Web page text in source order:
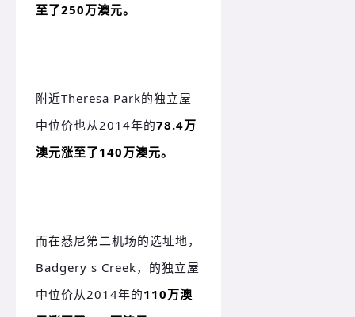
至了250万澳元。
附近Theresa Park的独立屋
中位价也从2014年的78.4万
澳元涨至了140万澳元。
而在悉尼第二机场的选址地，
Badgery s Creek，的独立屋
中位价从2014年的110万澳